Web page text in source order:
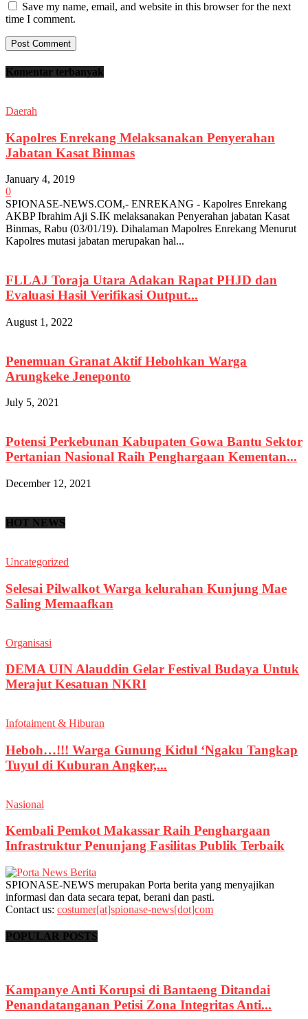
Save my name, email, and website in this browser for the next
time I comment.
Komentar terbanyak
Daerah
Kapolres Enrekang Melaksanakan Penyerahan
Jabatan Kasat Binmas
January 4, 2019
0
SPIONASE-NEWS.COM,- ENREKANG - Kapolres Enrekang
AKBP Ibrahim Aji S.IK melaksanakan Penyerahan jabatan Kasat
Binmas, Rabu (03/01/19). Dihalaman Mapolres Enrekang Menurut
Kapolres mutasi jabatan merupakan hal...
FLLAJ Toraja Utara Adakan Rapat PHJD dan
Evaluasi Hasil Verifikasi Output...
August 1, 2022
Penemuan Granat Aktif Hebohkan Warga
Arungkeke Jeneponto
July 5, 2021
Potensi Perkebunan Kabupaten Gowa Bantu Sektor
Pertanian Nasional Raih Penghargaan Kementan...
December 12, 2021
HOT NEWS
Uncategorized
Selesai Pilwalkot Warga kelurahan Kunjung Mae
Saling Memaafkan
Organisasi
DEMA UIN Alauddin Gelar Festival Budaya Untuk
Merajut Kesatuan NKRI
Infotaiment & Hiburan
Heboh…!!! Warga Gunung Kidul ‘Ngaku Tangkap
Tuyul di Kuburan Angker,...
Nasional
Kembali Pemkot Makassar Raih Penghargaan
Infrastruktur Penunjang Fasilitas Publik Terbaik
SPIONASE-NEWS merupakan Porta berita yang menyajikan
informasi dan data secara tepat, berani dan pasti.
Contact us: costumer[at]spionase-news[dot]com
POPULAR POSTS
Kampanye Anti Korupsi di Bantaeng Ditandai
Penandatanganan Petisi Zona Integritas Anti...